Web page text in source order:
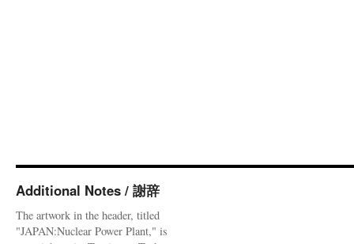
Additional Notes / 謝辞
The artwork in the header, titled
"JAPAN:Nuclear Power Plant," is